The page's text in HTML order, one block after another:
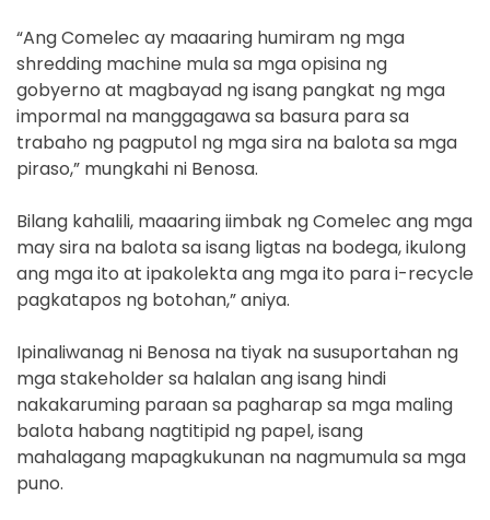
“Ang Comelec ay maaaring humiram ng mga
shredding machine mula sa mga opisina ng
gobyerno at magbayad ng isang pangkat ng mga
impormal na manggagawa sa basura para sa
trabaho ng pagputol ng mga sira na balota sa mga
piraso,” mungkahi ni Benosa.
Bilang kahalili, maaaring iimbak ng Comelec ang mga
may sira na balota sa isang ligtas na bodega, ikulong
ang mga ito at ipakolekta ang mga ito para i-recycle
pagkatapos ng botohan,” aniya.
Ipinaliwanag ni Benosa na tiyak na susuportahan ng
mga stakeholder sa halalan ang isang hindi
nakakaruming paraan sa pagharap sa mga maling
balota habang nagtitipid ng papel, isang
mahalagang mapagkukunan na nagmumula sa mga
puno.